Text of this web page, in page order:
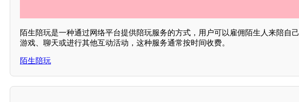
陌生陪玩是一种通过网络平台提供陪玩服务的方式，用户可以雇佣陌生人来陪自己
游戏、聊天或进行其他互动活动，这种服务通常按时间收费。
陌生陪玩